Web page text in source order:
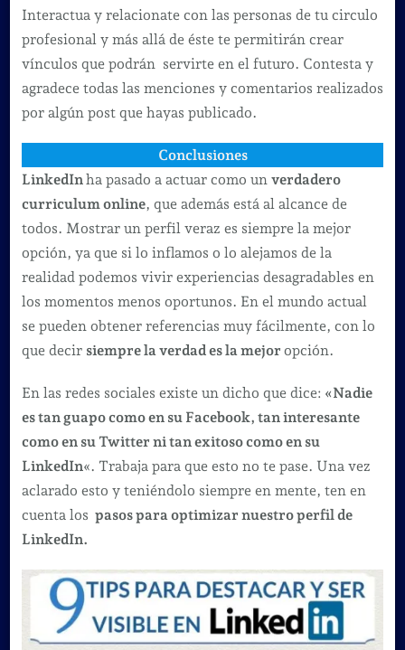
Interactua y relacionate con las personas de tu circulo
profesional y más allá de éste te permitirán crear
vínculos que podrán servirte en el futuro. Contesta y
agradece todas las menciones y comentarios realizados
por algún post que hayas publicado.
Conclusiones
LinkedIn ha pasado a actuar como un verdadero
curriculum online, que además está al alcance de
todos. Mostrar un perfil veraz es siempre la mejor
opción, ya que si lo inflamos o lo alejamos de la
realidad podemos vivir experiencias desagradables en
los momentos menos oportunos. En el mundo actual
se pueden obtener referencias muy fácilmente, con lo
que decir siempre la verdad es la mejor opción.
En las redes sociales existe un dicho que dice: «Nadie
es tan guapo como en su Facebook, tan interesante
como en su Twitter ni tan exitoso como en su
LinkedIn«. Trabaja para que esto no te pase. Una vez
aclarado esto y teniéndolo siempre en mente, ten en
cuenta los pasos para optimizar nuestro perfil de
LinkedIn.